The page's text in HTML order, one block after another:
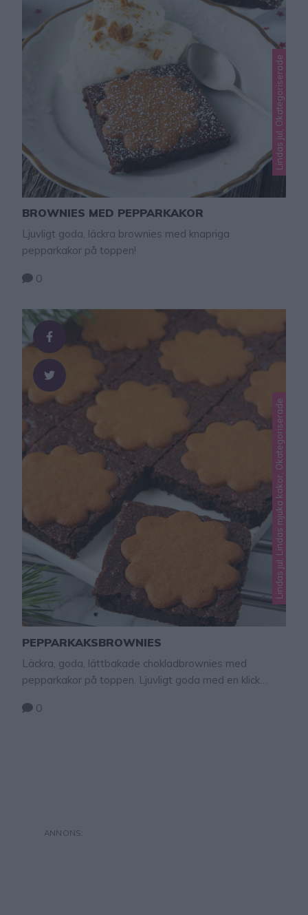
Lindas jul, Okategoriserade
BROWNIES MED PEPPARKAKOR
Ljuvligt goda, läckra brownies med knapriga
pepparkakor på toppen!
0
Lindas jul, Lindas mjuka kakor, Okategoriserade
PEPPARKAKSBROWNIES
Läckra, goda, lättbakade chokladbrownies med
pepparkakor på toppen. Ljuvligt goda med en klick
0